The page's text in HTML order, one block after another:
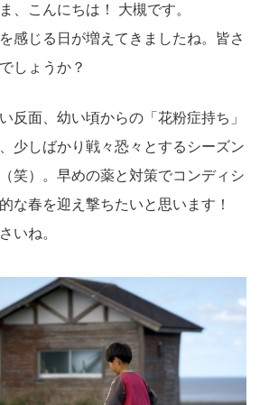
、こんにちは！ 大槻です。
感じる日が増えてきましたね。皆さ
しょうか？
反面、幼い頃からの「花粉症持ち」
少しばかり戦々恐々とするシーズン
笑）。早めの薬と対策でコンディシ
な春を迎え撃ちたいと思います！
いね。